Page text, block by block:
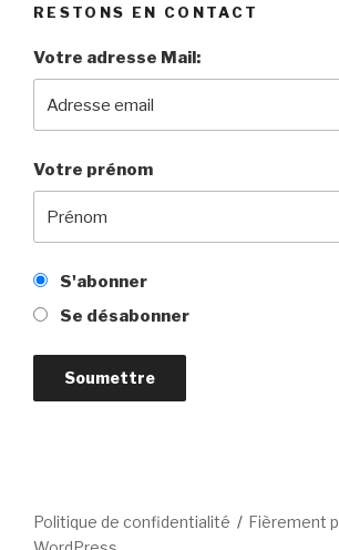
RESTONS EN CONTACT
Votre adresse Mail:
Votre prénom
S'abonner
Se désabonner
Politique de confidentialité
Fièrement